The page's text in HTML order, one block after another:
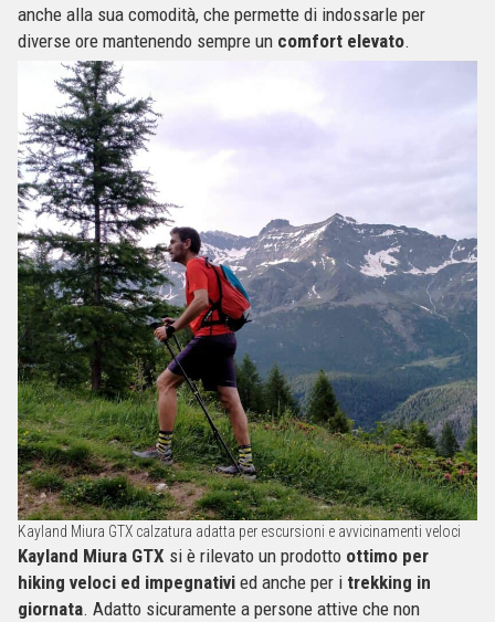
anche alla sua comodità, che permette di indossarle per
diverse ore mantenendo sempre un comfort elevato.
Kayland Miura GTX calzatura adatta per escursioni e avvicinamenti veloci
Kayland Miura GTX si è rilevato un prodotto ottimo per
hiking veloci ed impegnativi ed anche per i trekking in
giornata. Adatto sicuramente a persone attive che non